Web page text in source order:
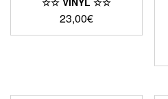
23,00€